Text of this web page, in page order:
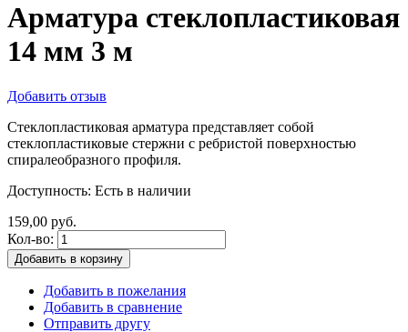
Арматура стеклопластиковая
14 мм 3 м
Добавить отзыв
Стеклопластиковая арматура представляет собой
стеклопластиковые стержни с ребристой поверхностью
спиралеобразного профиля.
Доступность: Есть в наличии
159,00 руб.
Кол-во:
Добавить в корзину
Добавить в пожелания
Добавить в сравнение
Отправить другу